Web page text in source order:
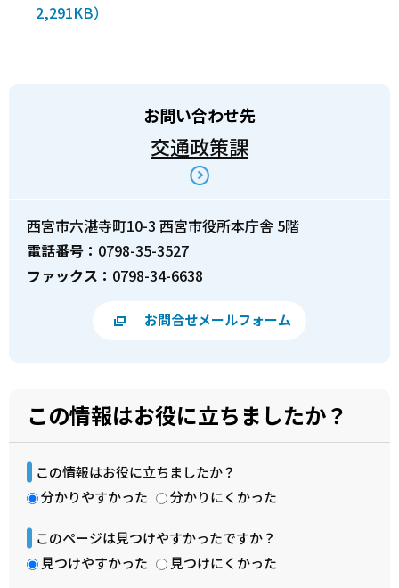
2,291KB）
お問い合わせ先
交通政策課
西宮市六湛寺町10-3 西宮市役所本庁舎 5階
電話番号： 0798-35-3527
ファックス： 0798-34-6638
お問合せメールフォーム
この情報はお役に立ちましたか？
この情報はお役に立ちましたか？
分かりやすかった
分かりにくかった
このページは見つけやすかったですか？
見つけやすかった
見つけにくかった